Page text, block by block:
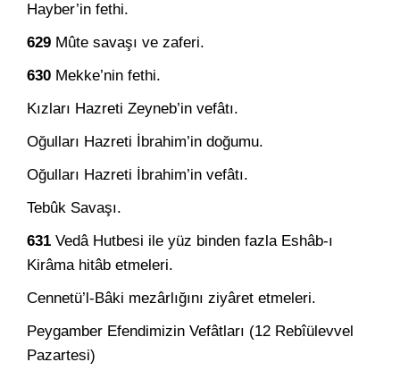
Hayber’in fethi.
629 Mûte savaşı ve zaferi.
630 Mekke’nin fethi.
Kızları Hazreti Zeyneb’in vefâtı.
Oğulları Hazreti İbrahim’in doğumu.
Oğulları Hazreti İbrahim’in vefâtı.
Tebûk Savaşı.
631 Vedâ Hutbesi ile yüz binden fazla Eshâb-ı
Kirâma hitâb etmeleri.
Cennetü’l-Bâki mezârlığını ziyâret etmeleri.
Peygamber Efendimizin Vefâtları (12 Rebîülevvel
Pazartesi)